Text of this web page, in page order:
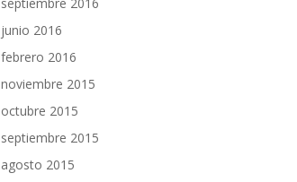
junio 2016
febrero 2016
noviembre 2015
octubre 2015
septiembre 2015
agosto 2015